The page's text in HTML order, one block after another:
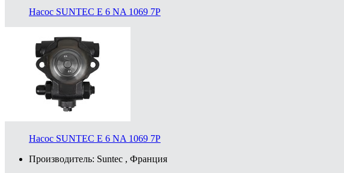
Насос SUNTEC E 6 NA 1069 7P
Насос SUNTEC E 6 NA 1069 7P
Производитель: Suntec , Франция